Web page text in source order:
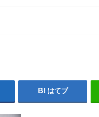
はてブ